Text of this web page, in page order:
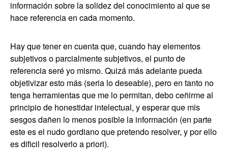
información sobre la solidez del conocimiento al que se
hace referencia en cada momento.
Hay que tener en cuenta que, cuando hay elementos
subjetivos o parcialmente subjetivos, el punto de
referencia seré yo mismo. Quizá más adelante pueda
objetivizar esto más (seria lo deseable), pero en tanto no
tenga herramientas que me lo permitan, debo ceñirme al
principio de honestidar intelectual, y esperar que mis
sesgos dañen lo menos posible la información (en parte
este es el nudo gordiano que pretendo resolver, y por ello
es dificil resolverlo a priori).